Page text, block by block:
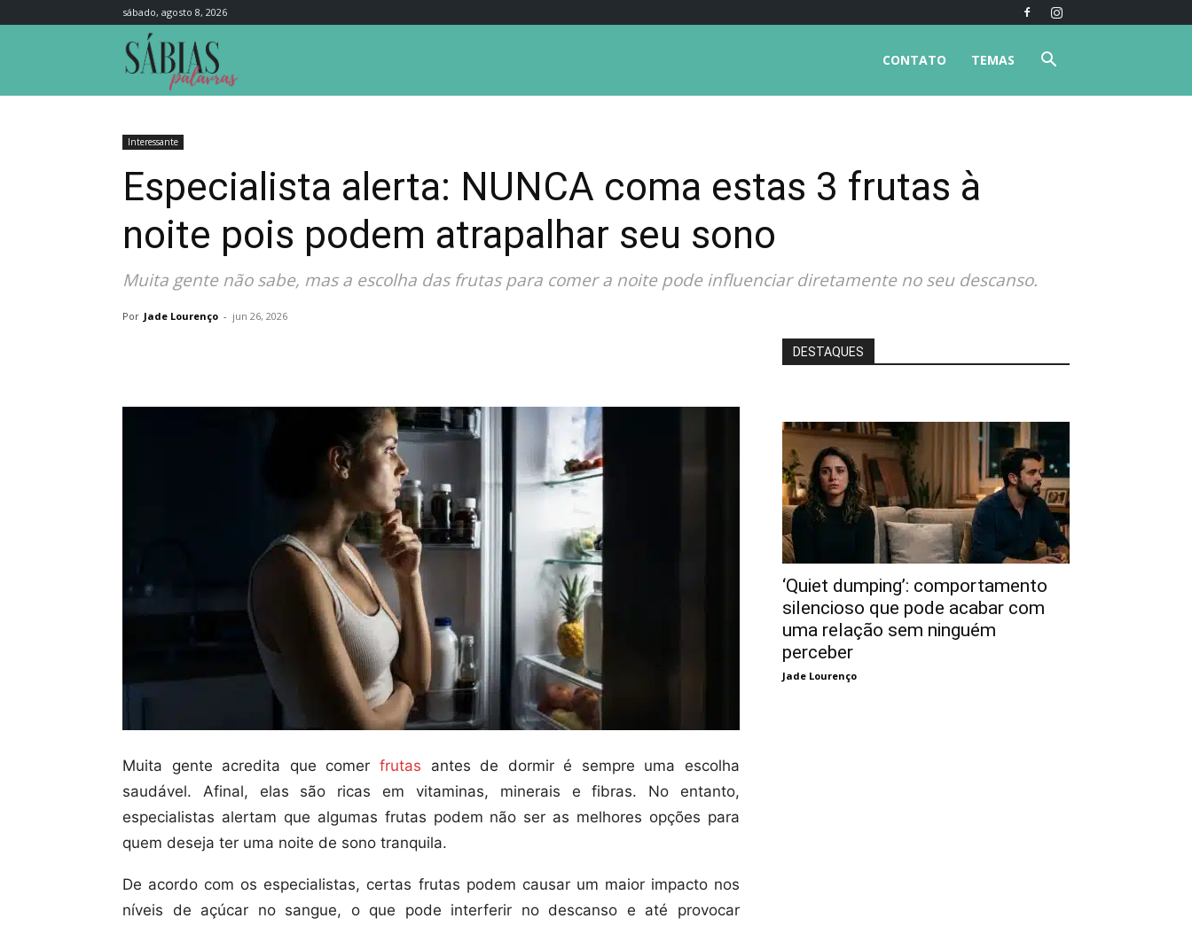
sábado, agosto 8, 2026
TEMAS
CONTATO
Interessante
Especialista alerta: NUNCA coma estas 3 frutas à
noite pois podem atrapalhar seu sono
Muita gente não sabe, mas a escolha das frutas para comer a noite pode influenciar diretamente no seu descanso.
Por Jade Lourenço - jun 26, 2026
Muita gente acredita que comer frutas antes de dormir é sempre uma escolha
saudável. Afinal, elas são ricas em vitaminas, minerais e fibras. No entanto,
especialistas alertam que algumas frutas podem não ser as melhores opções para
quem deseja ter uma noite de sono tranquila.
De acordo com os especialistas, certas frutas podem causar um maior impacto nos
níveis de açúcar no sangue, o que pode interferir no descanso e até provocar
DESTAQUES
‘Quiet dumping’: comportamento
silencioso que pode acabar com
uma relação sem ninguém
perceber
Jade Lourenço